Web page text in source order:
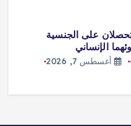
جديدة مع صلاح…
وشغف لا يوصف
أغسطس 7, 2026